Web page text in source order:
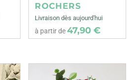
ROCHERS
Livraison dès aujourd'hui
à partir de47,90 €